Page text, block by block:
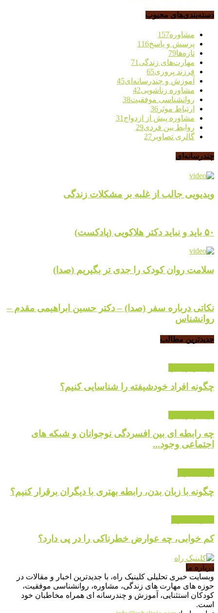
دسته‌بندی‌های محبوب
مشاوره157
پرسش و پاسخ116
تازه‌ها79
مهارت‌های زندگی 71
فرزند پروری65
آموزش و چندرسانه‌ای45
مشاوره زناشویی42
روانشناسی موفقیت38
ارتباط موثر 36
مشاوره پیش از ازدواج 31
روابط بین فردی29
گالری تصاویر 27
چندرسانه‌ای
ویدیویی جالب از غلبه بر مشکلات زندگی
۵۰ باید و نباید دکتر هلاکویی (پادکست)
سلامت روان کودک را جدی تر بگیریم (صدا)
نکاتی درباره سفر (صدا) – دکتر حسین ابراهیمی مقدم –
روانشناس
جدیدترین مطالب
چگونه افراد خودشیفته را شناسایی کنیم؟
چه رابطه ای بین افسردگی نوجوانان و شبکه های
اجتماعی وجود...
چگونه با زبان بدن، رابطه بهتری با دیگران برقرار کنیم؟
کم خوابی، چه عوارض خطرناکی را در پی دارد؟
درباره ما
وبسایت خبری تحلیلی کلینیک راه، با جدیدترین اخبار و مقالات در
حوزه های مهارت های زندگی، مشاوره، روانشناسی موفقیت،
کودکان استثنایی، آموزش و چندرسانه ای همراه مخاطبان خود
است.